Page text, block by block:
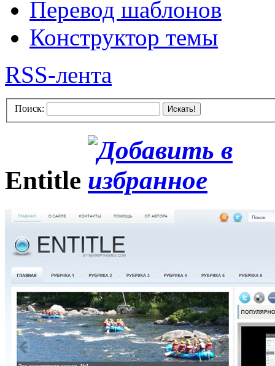
Перевод шаблонов
Конструктор темы
RSS-лента
Поиск: Искать!
Entitle